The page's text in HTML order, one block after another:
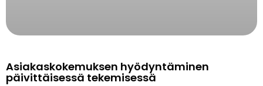
Asiakaskokemuksen hyödyntäminen
päivittäisessä tekemisessä